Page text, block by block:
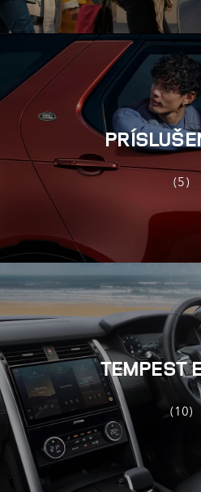
(5)
TEMPEST
(10)